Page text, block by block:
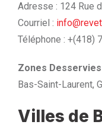
Adresse : 124 Rue
Courriel :
Téléphone : +(418)
Zones Desservies
Bas-Saint-Laurent,
Villes de